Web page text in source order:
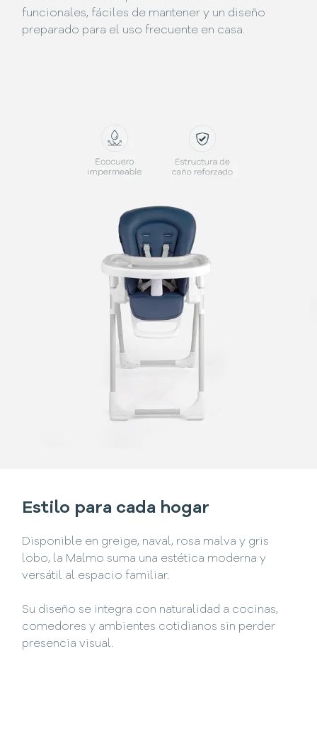
funcionales, fáciles de mantener y un diseño
preparado para el uso frecuente en casa.
Estilo para cada hogar
Disponible en greige, naval, rosa malva y gris
lobo, la Malmo suma una estética moderna y
versátil al espacio familiar.
Su diseño se integra con naturalidad a cocinas,
comedores y ambientes cotidianos sin perder
presencia visual.